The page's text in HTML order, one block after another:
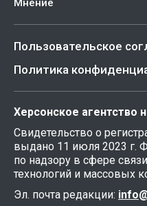
Мнение
Пользовательское
Политика
Херсонское агентство
Свидетельство о
выдано 11 июля 2023 г.
по надзору в сфере
технологий и массовых
Эл. почта редакции: